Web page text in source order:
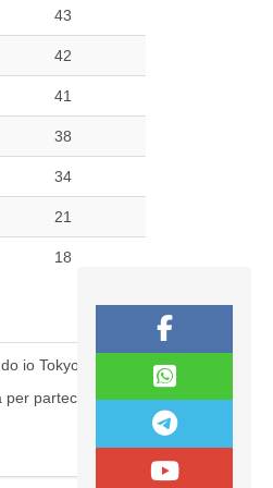
43
42
41
38
34
21
18
io Tokyo?
per partecipare al